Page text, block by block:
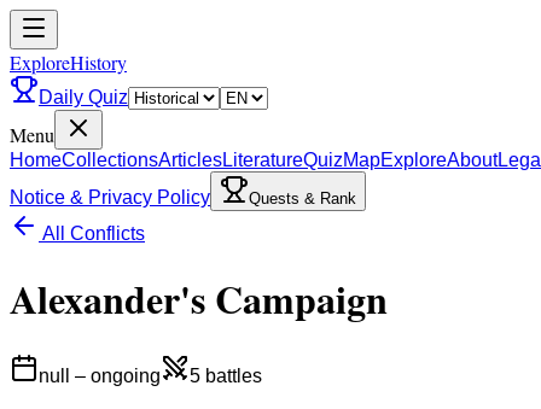
ExploreHistory
Daily Quiz
Menu
HomeCollectionsArticlesLiteratureQuizMapExploreAbout
Notice & Privacy Policy
Quests & Rank
All Conflicts
Alexander's Campaign
null – ongoing 5 battles